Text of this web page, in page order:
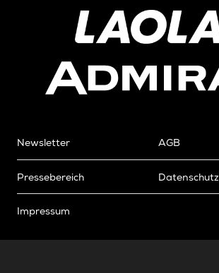
Newsletter
Pressebereich
Impressum
AGB
Datenschutz